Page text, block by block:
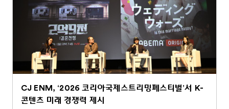
CJ ENM, ‘2026 코리아국제스트리밍페스티벌’서 K-
콘텐츠 미래 경쟁력 제시